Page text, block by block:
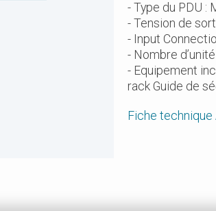
- Type du PDU :
- Tension de
- Input
- Nombre
- Equipement
rack Guide de
Fiche technique